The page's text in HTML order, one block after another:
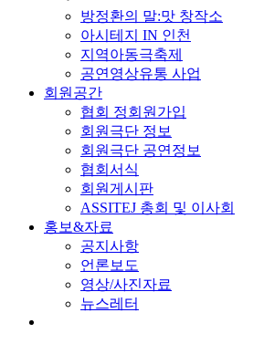
방정환의 말:맛 창작소
아시테지 IN 인천
지역아동극축제
공연영상유통 사업
회원공간
협회 정회원가입
회원극단 정보
회원극단 공연정보
협회서식
회원게시판
ASSITEJ 총회 및 이사회
홍보&자료
공지사항
언론보도
영상/사진자료
뉴스레터